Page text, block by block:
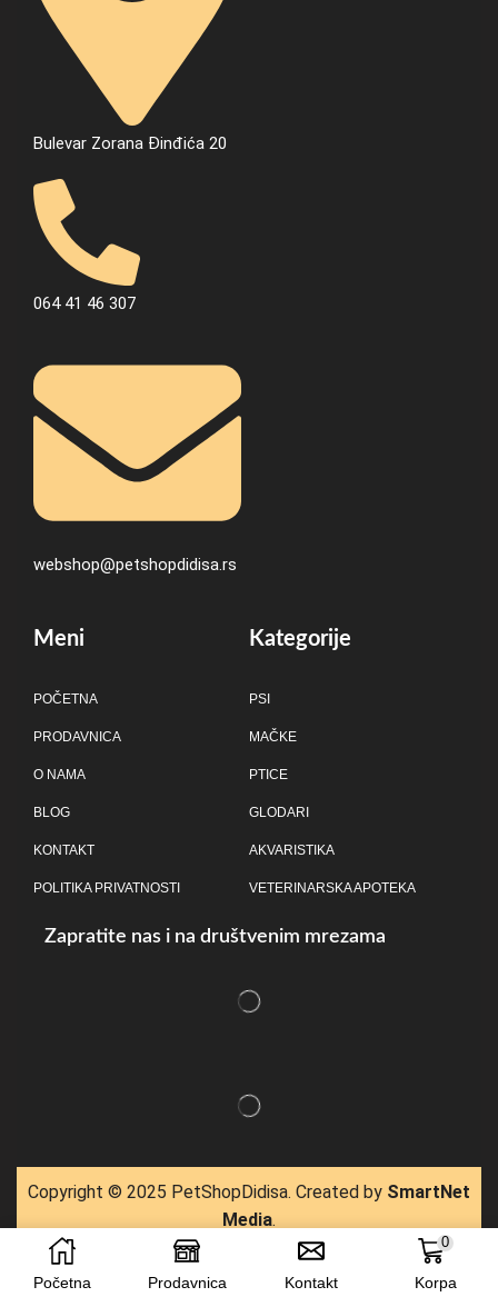
Bulevar Zorana Đinđića 20
064 41 46 307
webshop@petshopdidisa.rs
Meni
POČETNA
PRODAVNICA
O NAMA
BLOG
KONTAKT
POLITIKA PRIVATNOSTI
Kategorije
PSI
MAČKE
PTICE
GLODARI
AKVARISTIKA
VETERINARSKA APOTEKA
Zapratite nas i na društvenim mrezama
Copyright © 2025 PetShopDidisa. Created by SmartNet
Media.
Početna Prodavnica Kontakt
0
Korpa